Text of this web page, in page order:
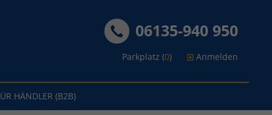
06135-940 950
Parkplatz (0) Anmelden
HÄNDLER (B2B)